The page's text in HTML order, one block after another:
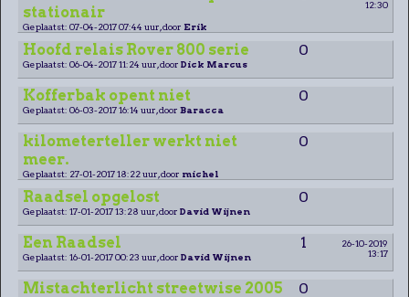
stationair
12:30
Geplaatst: 07-04-2017 07:44 uur, door Erik
Hoofd relais Rover 800 serie 0
Geplaatst: 06-04-2017 11:24 uur, door Dick Marcus
Kofferbak opent niet 0
Geplaatst: 06-03-2017 16:14 uur, door Baracca
kilometerteller werkt niet
meer.
0
Geplaatst: 27-01-2017 18:22 uur, door michel
Raadsel opgelost 0
Geplaatst: 17-01-2017 13:28 uur, door David Wijnen
Een Raadsel 1
26-10-2019
13:17
Geplaatst: 16-01-2017 00:23 uur, door David Wijnen
Mistachterlicht streetwise 2005 0